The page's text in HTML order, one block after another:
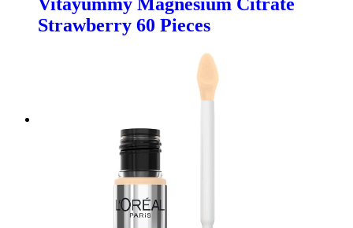
Strawberry 60 Pieces